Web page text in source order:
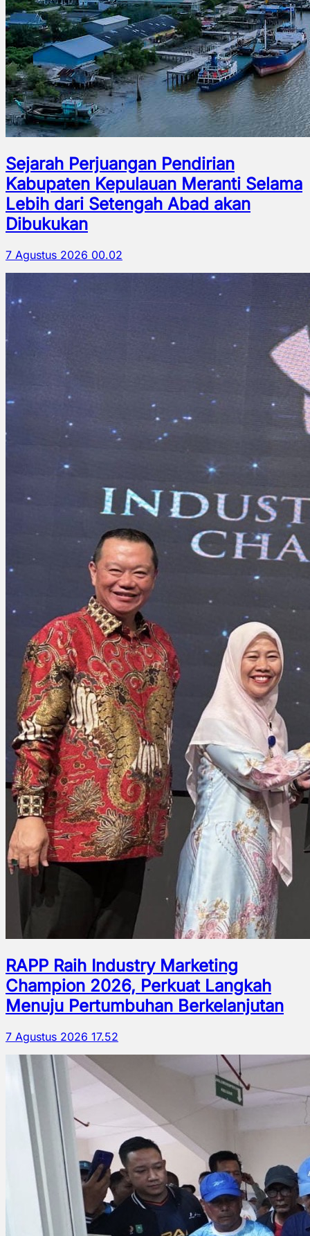
Sejarah Perjuangan Pendirian
Kabupaten Kepulauan Meranti Selama
Lebih dari Setengah Abad akan
Dibukukan
7 Agustus 2026 00.02
RAPP Raih Industry Marketing
Champion 2026, Perkuat Langkah
Menuju Pertumbuhan Berkelanjutan
7 Agustus 2026 17.52